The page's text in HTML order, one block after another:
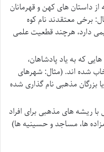
از داستان های کهن و قهرمانان
برخی معتقدند نام کوه
دارد، هرچند قطعیت علمی
هایی که به یاد پادشاهان،
شده اند. (مثال: شهرهای
بزرگان مذهبی نام گذاری شده
با ریشه های مذهبی برای افراد
ها، مساجد و حسینیه ها)